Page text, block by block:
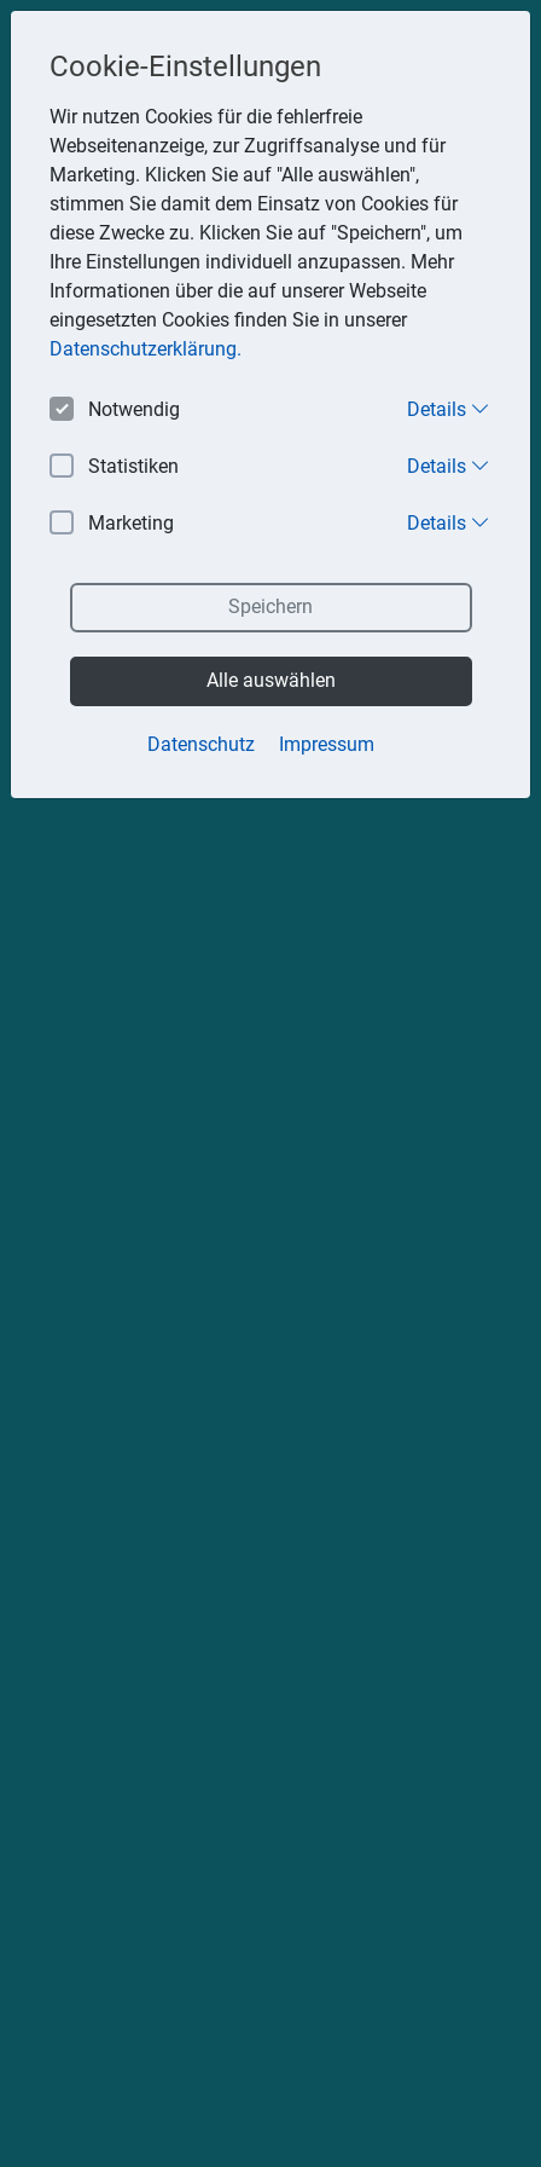
Steuerberater
Uwe Glauner
Erlachstraße 28, 75217 Birkenfeld
Telefon: 07082 7935533
Mobil: 0151 15330111
E-Mail:stbglauner@t-online.de
Impressum Datenschutz
Cookie-Einstellungen
Wir nutzen Cookies für die fehlerfreie
Webseitenanzeige, zur Zugriffsanalyse und für
Marketing. Klicken Sie auf "Alle auswählen",
stimmen Sie damit dem Einsatz von Cookies für
diese Zwecke zu. Klicken Sie auf "Speichern", um
Ihre Einstellungen individuell anzupassen. Mehr
Informationen über die auf unserer Webseite
eingesetzten Cookies finden Sie in unserer
Datenschutzerklärung.
Notwendig Details
Statistiken Details
Marketing Details
Datenschutz Impressum
Speichern
Alle auswählen